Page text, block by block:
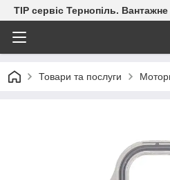
ТІР сервіс Тернопіль.
Товари та послуги